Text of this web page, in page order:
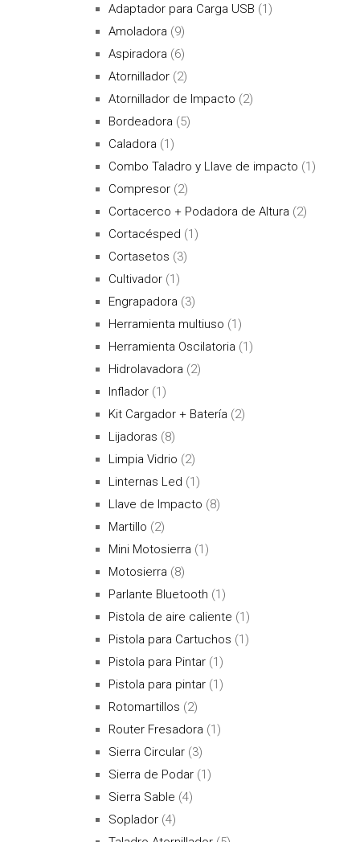
Adaptador para Carga USB (1)
Amoladora (9)
Aspiradora (6)
Atornillador (2)
Atornillador de Impacto (2)
Bordeadora (5)
Caladora (1)
Combo Taladro y Llave de impacto (1)
Compresor (2)
Cortacerco + Podadora de Altura (2)
Cortacésped (1)
Cortasetos (3)
Cultivador (1)
Engrapadora (3)
Herramienta multiuso (1)
Herramienta Oscilatoria (1)
Hidrolavadora (2)
Inflador (1)
Kit Cargador + Batería (2)
Lijadoras (8)
Limpia Vidrio (2)
Linternas Led (1)
Llave de Impacto (8)
Martillo (2)
Mini Motosierra (1)
Motosierra (8)
Parlante Bluetooth (1)
Pistola de aire caliente (1)
Pistola para Cartuchos (1)
Pistola para Pintar (1)
Pistola para pintar (1)
Rotomartillos (2)
Router Fresadora (1)
Sierra Circular (3)
Sierra de Podar (1)
Sierra Sable (4)
Soplador (4)